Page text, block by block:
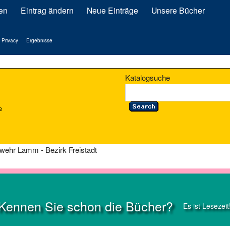
Eintrag ändern Neue Einträge Unsere Bücher
Privacy Ergebnisse
Katalogsuche
Lamm - Bezirk Freistadt
Sie schon die Bücher? Es ist